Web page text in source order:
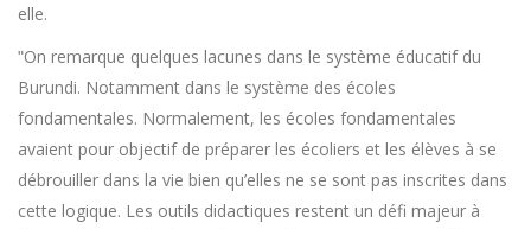
elle.
ʺOn remarque quelques lacunes dans le système éducatif du
Burundi. Notamment dans le système des écoles
fondamentales. Normalement, les écoles fondamentales
avaient pour objectif de préparer les écoliers et les élèves à se
débrouiller dans la vie bien qu’elles ne se sont pas inscrites dans
cette logique. Les outils didactiques restent un défi majeur à